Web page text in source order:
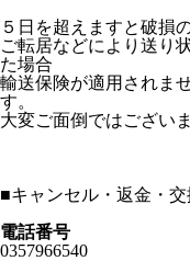
５日を超えますと破損
ご転居などにより送り
た場合
輸送保険が適用されま
す。
大変ご面倒ではござい
■キャンセル・返金・
電話番号
0357966540